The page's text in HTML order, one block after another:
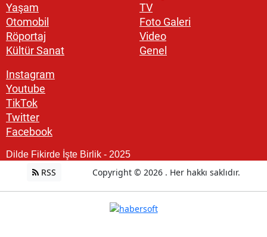
Yaşam
Otomobil
Röportaj
Kültür Sanat
TV
Foto Galeri
Video
Genel
Instagram
Youtube
TikTok
Twitter
Facebook
Dilde Fikirde İşte Birlik - 2025
RSS Copyright © 2026 . Her hakkı saklıdır.